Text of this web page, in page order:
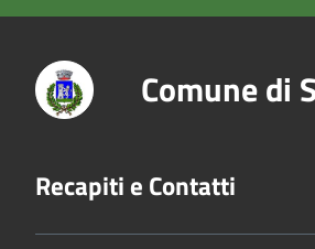
Comune di
Recapiti e Contatti